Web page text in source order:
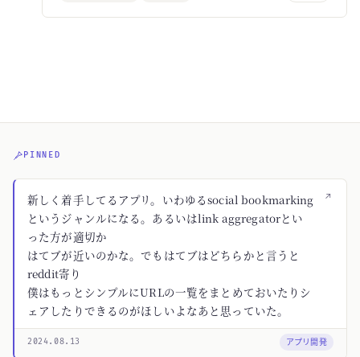
PINNED
↗
新しく着手してるアプリ。いわゆるsocial bookmarking
というジャンルになる。あるいはlink aggregatorとい
った方が適切か
はてブが近いのかな。でもはてブはどちらかと言うと
reddit寄り
僕はもっとシンプルにURLの一覧をまとめておいたりシ
ェアしたりできるのがほしいよなあと思っていた。
2024.08.13 アプリ開発